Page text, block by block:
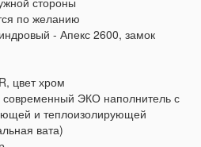
по желанию
- Апекс 2600, замок
цвет хром
современный ЭКО наполнитель с
и теплоизолирующей
вата)